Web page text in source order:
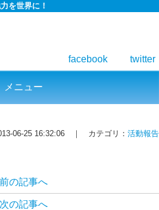
を世界に！
facebook twitter
メニュー
06-25 16:32:06 ｜ カテゴリ： 活動報告
前の記事へ
次の記事へ